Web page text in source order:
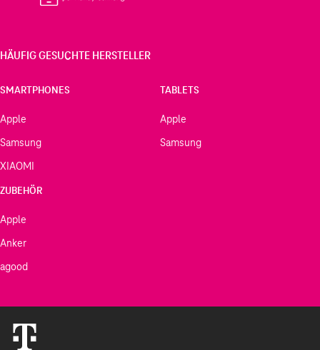
HÄUFIG GESUCHTE HERSTELLER
SMARTPHONES
Apple
Samsung
XIAOMI
TABLETS
Apple
Samsung
ZUBEHÖR
Apple
Anker
agood